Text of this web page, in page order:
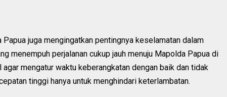
juga mengingatkan pentingnya keselamatan dalam
menempuh perjalanan cukup jauh menuju Mapolda Papua di
mengatur waktu keberangkatan dengan baik dan tidak
tinggi hanya untuk menghindari keterlambatan.